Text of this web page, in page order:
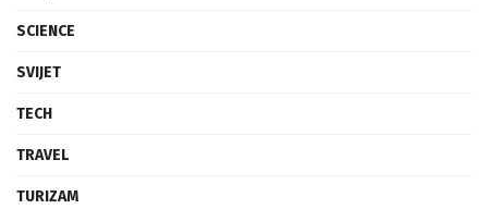
SCIENCE
SVIJET
TECH
TRAVEL
TURIZAM